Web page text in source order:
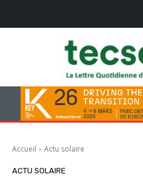
Accueil Actu solaire
ACTU SOLAIRE